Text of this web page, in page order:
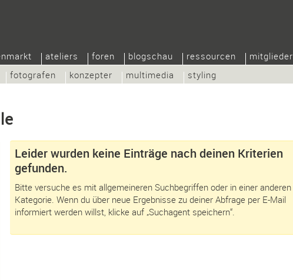
fotografen konzepter multimedia styling
ateliers foren blogschau ressourcen mitglieder
Leider wurden keine Einträge nach deinen Kriterien
gefunden.
Bitte versuche es mit allgemeineren Suchbegriffen oder in einer anderen
Kategorie. Wenn du über neue Ergebnisse zu deiner Abfrage per E-Mail
informiert werden willst, klicke auf „Suchagent speichern“.